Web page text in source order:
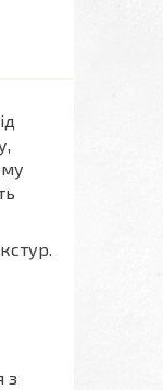
з